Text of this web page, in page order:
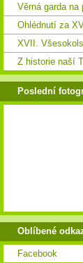
Věrná garda
Ohlédnutí za
XVII.
Z historie naší
Poslední
Oblíbené
Facebook